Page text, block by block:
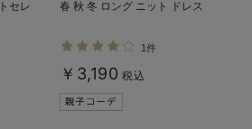
セレ
春 秋 冬 ロング ニット ドレス
1件
￥3,190 税込